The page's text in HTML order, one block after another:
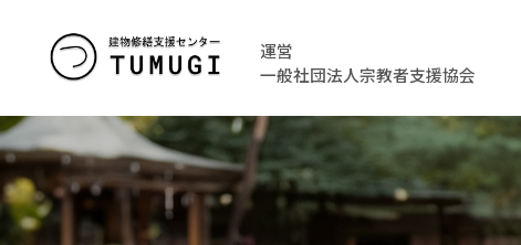
運営
一般社団法人宗教者支援協会